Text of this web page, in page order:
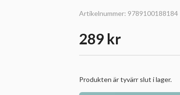
Artikelnummer: 9789100188184
289 kr
Produkten är tyvärr slut i lager.